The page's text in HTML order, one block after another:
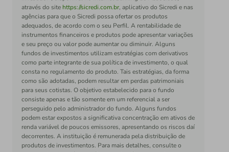
através do site https://sicredi.com.br, aplicativo do Sicredi e nas
agências para que o Sicredi possa ofertar os produtos
adequados, de acordo com o seu Perfil. A rentabilidade de
instrumentos financeiros e produtos pode apresentar variações
e seu preço ou valor pode aumentar ou diminuir. Alguns
fundos de investimentos utilizam estratégias com derivativos
como parte integrante de sua política de investimento, o qual
consta no regulamento do produto. Tais estratégias, da forma
como são adotadas, podem resultar em perdas patrimoniais
para seus cotistas. O objetivo estabelecido para o fundo
consiste apenas e tão somente em um referencial a ser
perseguido pelo administrador do fundo. Alguns fundos
podem estar expostos a significativa concentração em ativos de
renda variável de poucos emissores, apresentando os riscos daí
decorrentes. A instituição é remunerada pela distribuição de
produtos de investimentos. Para mais detalhes, consulte o